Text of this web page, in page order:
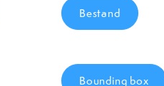
Bestand
Bounding box